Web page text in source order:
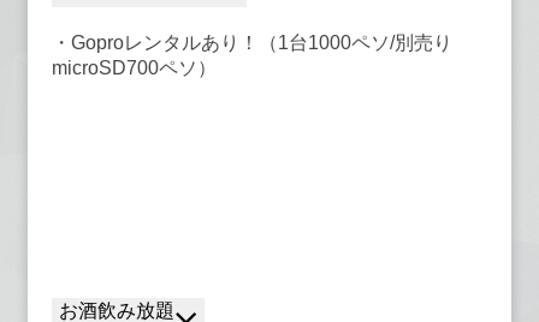
・Goproレンタルあり！（1台1000ペソ/別売り
microSD700ペソ）
お酒飲み放題